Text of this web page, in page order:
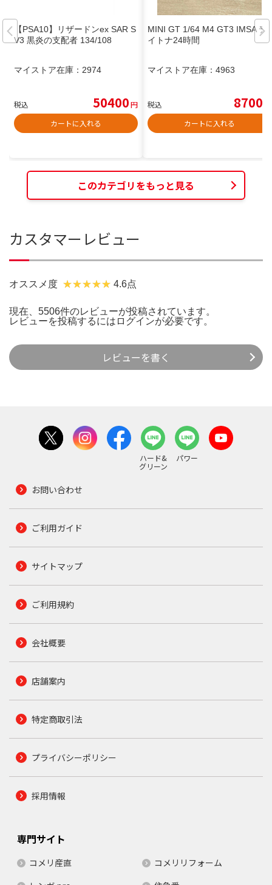
【PSA10】リザードンex SAR S
V3 黒炎の支配者 134/108
マイストア在庫： 2974
税込 50400円
カートに入れる
MINI GT 1/64 M4 GT3 IMSA デ
イトナ24時間
マイストア在庫： 4963
税込 8700
カートに入れる
このカテゴリをもっと見る
カスタマーレビュー
オススメ度 4.6点
現在、5506件のレビューが投稿されています。
レビューを投稿するには ログインが必要です。
レビューを書く
ハード&
グリーン
パワー
お問い合わせ
ご利用ガイド
サイトマップ
ご利用規約
会社概要
店舗案内
特定商取引法
プライバシーポリシー
採用情報
専門サイト
コメリ産直
コメリリフォーム